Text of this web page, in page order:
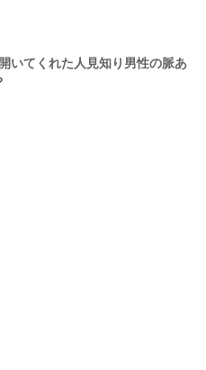
いてくれた人見知り男性の脈あ